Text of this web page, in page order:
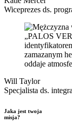
Wiceprezes ds.
Will Taylor
Specjalista ds.
Jaka jest twoja
misja?